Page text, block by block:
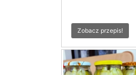
Zobacz przepis!